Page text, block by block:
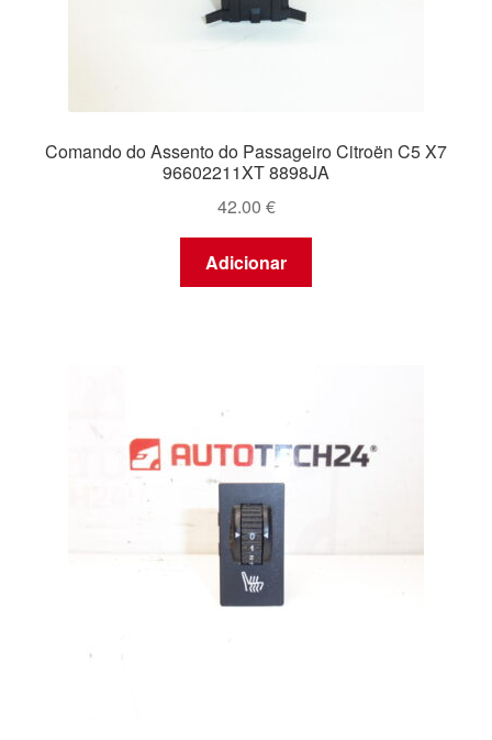
Comando do Assento do Passageiro Citroën C5 X7
96602211XT 8898JA
42.00 €
Adicionar